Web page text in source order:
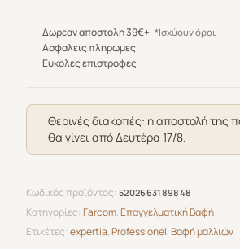
Expertia
Professionel
9.3
Πολύ
Ανοιχτό
Χρυσό
100ml
Δωρεαν αποστολη 39€+ *Ισχύουν όροι
Ασφαλεις πληρωμες
Ευκολες επιστροφες
Θερινές διακοπές: η αποστολή της
θα γίνει από Δευτέρα 17/8.
Κωδικός προϊόντος: 5202663189848
Κατηγορίες:Farcom,Επαγγελματική Βαφή
Ετικέτες:expertia,Professionel,Βαφή μαλλιών